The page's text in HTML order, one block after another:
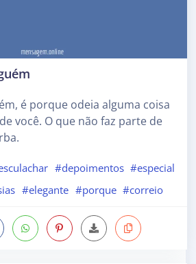
é porque odeia alguma coisa
você. O que não faz parte de
#depoimentos #especial
#elegante #porque #correio